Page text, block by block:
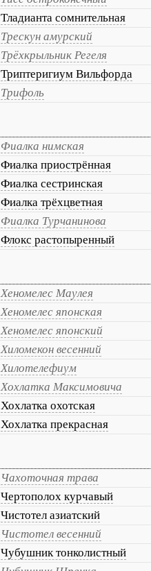
Тладианта сомнительная
Трескун амурский
Трёхкрыльник Регеля
Триптеригиум Вильфорда
Трифоль
Фиалка нимская
Фиалка приострённая
Фиалка сестринская
Фиалка трёхцветная
Фиалка Турчанинова
Флокс растопыренный
Хеномелес Маулея
Хеномелес японская
Хеномелес японский
Хиломекон весенний
Хилотелефиум
Хохлатка Максимовича
Хохлатка охотская
Хохлатка прекрасная
Чахоточная трава
Чертополох курчавый
Чистотел азиатский
Чистотел весенний
Чубушник тонколистный